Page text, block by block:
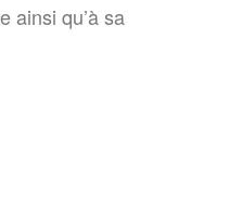
ainsi qu’à sa